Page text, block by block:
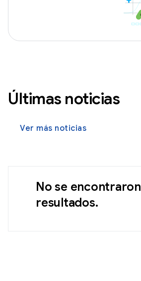
Últimas noticias
Ver más noticias
No se encontraron
resultados.